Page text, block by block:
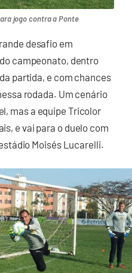
jogo contra a Ponte
desafio em
campeonato, dentro
partida, e com chances
rodada. Um cenário
mas a equipe Tricolor
e vai para o duelo com
Moisés Lucarelli.